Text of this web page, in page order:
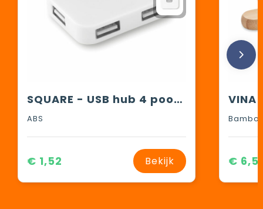
SQUARE - USB hub 4 poorten
ABS
€ 1,52 Bekijk €